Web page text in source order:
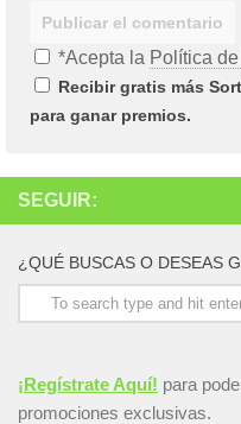
*Acepta la Política
Recibir gratis más
para ganar premios.
SEGUIR:
¿QUÉ BUSCAS O DESEAS
¡Regístrate Aquí! para
promociones exclusivas.